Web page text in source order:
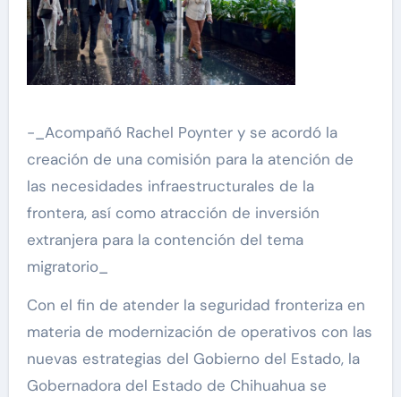
-_Acompañó Rachel Poynter y se acordó la
creación de una comisión para la atención de
las necesidades infraestructurales de la
frontera, así como atracción de inversión
extranjera para la contención del tema
migratorio_
Con el fin de atender la seguridad fronteriza en
materia de modernización de operativos con las
nuevas estrategias del Gobierno del Estado, la
Gobernadora del Estado de Chihuahua se